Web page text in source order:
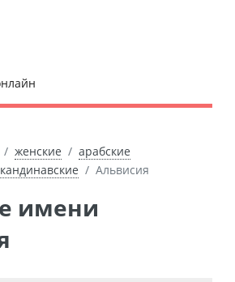
женские
арабские
Альвисия